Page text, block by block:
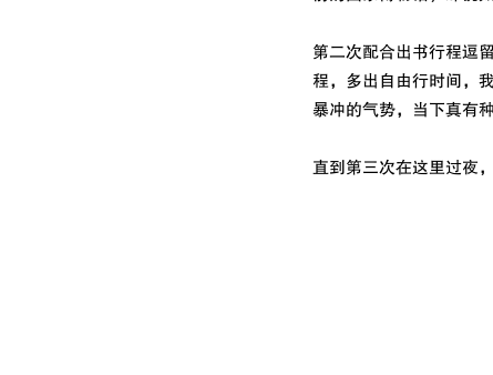
第二次配合出书行程逗
程，多出自由行时间，
暴冲的气势，当下真有
直到第三次在这里过夜